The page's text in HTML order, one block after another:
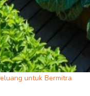
untuk Bermitra